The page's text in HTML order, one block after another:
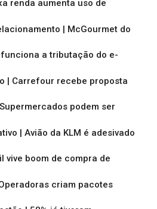
renda aumenta uso de
| McGourmet do
a tributação do e-
| Carrefour recebe proposta
podem ser
| Avião da KLM é adesivado
vive boom de compra de
criam pacotes